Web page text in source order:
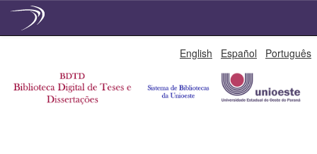
English Español Português